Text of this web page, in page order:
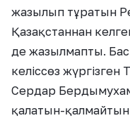
жазылып тұратын
Қазақстаннан
де жазылмапты.
келіссөз жүргізген
Сердар
қалатын-